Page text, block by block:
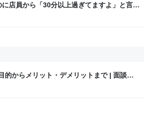
店員から「30分以上過ぎてますよ」と言わ
間制限カードの時刻の差が13秒しかない
的からメリット・デメリットまで | 面談済
シェルジュ